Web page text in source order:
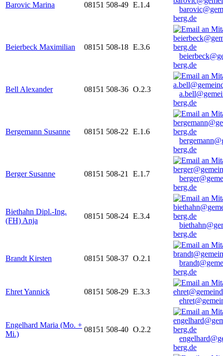
Barovic Marina 08151 508-49 E.1.4
berg.de
Beierbeck Maximilian 08151 508-18 E.3.6
berg.de
Bell Alexander 08151 508-36 O.2.3
berg.de
Bergemann Susanne 08151 508-22 E.1.6
berg.de
Berger Susanne 08151 508-21 E.1.7
berg.de
Biethahn Dipl.-Ing.
(FH) Anja
08151 508-24 E.3.4
berg.de
Brandt Kirsten 08151 508-37 O.2.1
berg.de
Ehret Yannick 08151 508-29 E.3.3
Engelhard Maria (Mo. +
Mi.)
08151 508-40 O.2.2
berg.de